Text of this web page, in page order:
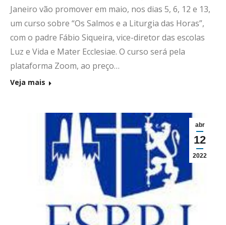
Janeiro vão promover em maio, nos dias 5, 6, 12 e 13,
um curso sobre “Os Salmos e a Liturgia das Horas”,
com o padre Fábio Siqueira, vice-diretor das escolas
Luz e Vida e Mater Ecclesiae. O curso será pela
plataforma Zoom, ao preço…
Veja mais
abr
12
2022